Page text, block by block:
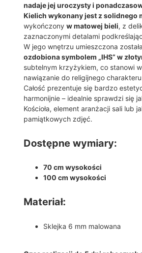
R
J
Ś
C
I
Ł
S
I
E
H
nadaje jej uroczysty i
Kielich wykonany jest z solidnego
wykończony w matowej bieli, z
zaznaczonymi detalami
W jego wnętrzu umieszczona
ozdobiona symbolem „IHS” w
subtelnym krzyżykiem, co stanowi
nawiązanie do religijnego
Całość prezentuje się bardzo
harmonijnie – idealnie sprawdzi się
Kościoła, element aranżacji sali lub
pamiątkowych zdjęć.
Dostępne wymiary:
70 cm wysokości
100 cm wysokości
Materiał:
Sklejka 6 mm malowana